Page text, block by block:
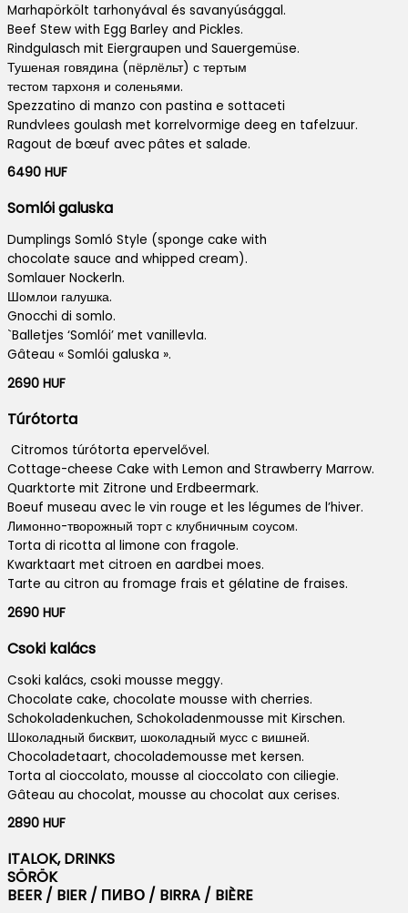
Marhapörkölt tarhonyával és savanyúsággal.
Beef Stew with Egg Barley and Pickles.
Rindgulasch mit Eiergraupen und Sauergemüse.
Тушеная говядина (пёрлёльт) с тертым
тестом тархоня и соленьями.
Spezzatino di manzo con pastina e sottaceti
Rundvlees goulash met korrelvormige deeg en tafelzuur.
Ragout de bœuf avec pâtes et salade.
6490 HUF
Somlói galuska
Dumplings Somló Style (sponge cake with
chocolate sauce and whipped cream).
Somlauer Nockerln.
Шомлои галушка.
Gnocchi di somlo.
`Balletjes ‘Somlói’ met vanillevla.
Gâteau « Somlói galuska ».
2690 HUF
Túrótorta
Citromos túrótorta epervelővel.
Cottage-cheese Cake with Lemon and Strawberry Marrow.
Quarktorte mit Zitrone und Erdbeermark.
Boeuf museau avec le vin rouge et les légumes de l’hiver.
Лимонно-творожный торт с клубничным соусом.
Torta di ricotta al limone con fragole.
Kwarktaart met citroen en aardbei moes.
Tarte au citron au fromage frais et gélatine de fraises.
2690 HUF
Csoki kalács
Csoki kalács, csoki mousse meggy.
Chocolate cake, chocolate mousse with cherries.
Schokoladenkuchen, Schokoladenmousse mit Kirschen.
Шоколадный бисквит, шоколадный мусс с вишней.
Chocoladetaart, chocolademousse met kersen.
Torta al cioccolato, mousse al cioccolato con ciliegie.
Gâteau au chocolat, mousse au chocolat aux cerises.
2890 HUF
ITALOK, DRINKS
SÖRÖK
BEER / BIER / ПИВО / BIRRA / BIÈRE